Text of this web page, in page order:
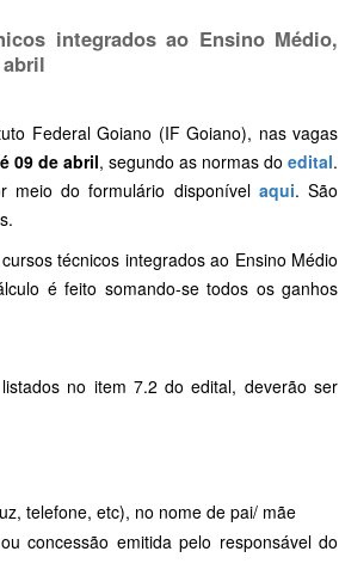
integrados ao Ensino Médio,
Federal Goiano (IF Goiano), nas vagas
09 de abril, segundo as normas do edital.
meio do formulário disponível aqui. São
técnicos integrados ao Ensino Médio
é feito somando-se todos os ganhos
no item 7.2 do edital, deverão ser
telefone, etc), no nome de pai/ mãe
concessão emitida pelo responsável do